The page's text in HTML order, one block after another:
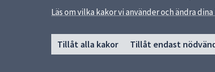
Läs om vilka kakor vi använder och ändra
Tillåt alla kakor Tillåt endast
SidfotHuvudmeny
Start